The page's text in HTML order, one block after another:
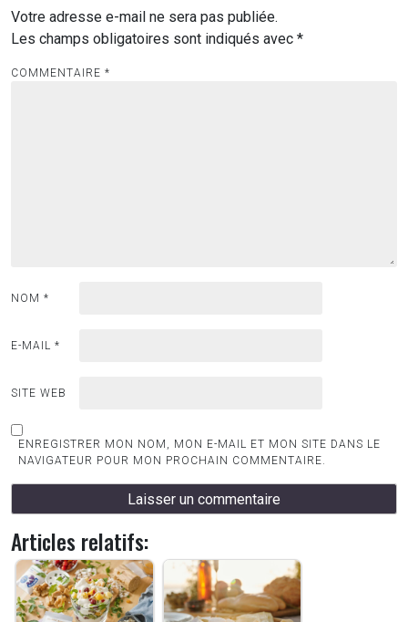
Votre adresse e-mail ne sera pas publiée.
Les champs obligatoires sont indiqués avec *
COMMENTAIRE *
NOM *
E-MAIL *
SITE WEB
ENREGISTRER MON NOM, MON E-MAIL ET MON SITE DANS LE
NAVIGATEUR POUR MON PROCHAIN COMMENTAIRE.
Articles relatifs: